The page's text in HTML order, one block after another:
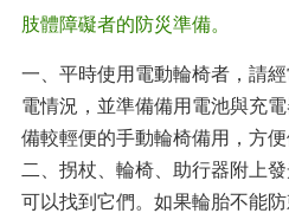
肢體障礙者的防災準備。
一、平時使用電動輪椅者，請
電情況，並準備備用電池與充
備較輕便的手動輪椅備用，方便
二、拐杖、輪椅、助行器附上
可以找到它們。如果輪胎不能防